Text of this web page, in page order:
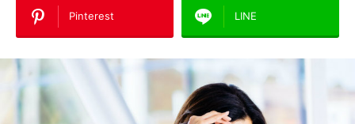
Pinterest LINE